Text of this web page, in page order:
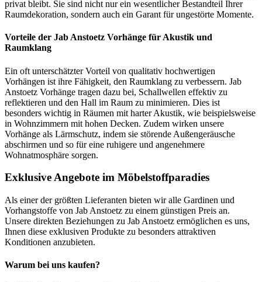
privat bleibt. Sie sind nicht nur ein wesentlicher Bestandteil Ihrer
Raumdekoration, sondern auch ein Garant für ungestörte Momente.
Vorteile der Jab Anstoetz Vorhänge für Akustik und
Raumklang
Ein oft unterschätzter Vorteil von qualitativ hochwertigen
Vorhängen ist ihre Fähigkeit, den Raumklang zu verbessern. Jab
Anstoetz Vorhänge tragen dazu bei, Schallwellen effektiv zu
reflektieren und den Hall im Raum zu minimieren. Dies ist
besonders wichtig in Räumen mit harter Akustik, wie beispielsweise
in Wohnzimmern mit hohen Decken. Zudem wirken unsere
Vorhänge als Lärmschutz, indem sie störende Außengeräusche
abschirmen und so für eine ruhigere und angenehmere
Wohnatmosphäre sorgen.
Exklusive Angebote im Möbelstoffparadies
Als einer der größten Lieferanten bieten wir alle Gardinen und
Vorhangstoffe von Jab Anstoetz zu einem günstigen Preis an.
Unsere direkten Beziehungen zu Jab Anstoetz ermöglichen es uns,
Ihnen diese exklusiven Produkte zu besonders attraktiven
Konditionen anzubieten.
Warum bei uns kaufen?